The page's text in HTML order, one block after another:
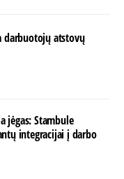
darbuotojų atstovų
jėgas: Stambule
integracijai į darbo